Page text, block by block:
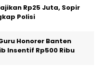
Rp25 Juta, Sopir
Polisi
Honorer Banten
Insentif Rp500 Ribu